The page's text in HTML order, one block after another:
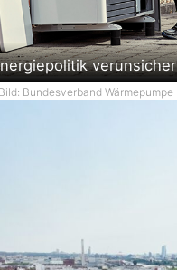
Bundesverband Wärmepumpe